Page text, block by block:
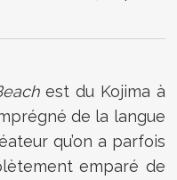
est du Kojima à
de la langue
qu’on a parfois
emparé de